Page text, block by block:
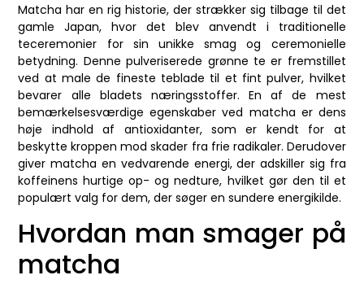
Matcha har en rig historie, der strækker sig tilbage til det
gamle Japan, hvor det blev anvendt i traditionelle
teceremonier for sin unikke smag og ceremonielle
betydning. Denne pulveriserede grønne te er fremstillet
ved at male de fineste teblade til et fint pulver, hvilket
bevarer alle bladets næringsstoffer. En af de mest
bemærkelsesværdige egenskaber ved matcha er dens
høje indhold af antioxidanter, som er kendt for at
beskytte kroppen mod skader fra frie radikaler. Derudover
giver matcha en vedvarende energi, der adskiller sig fra
koffeinens hurtige op- og nedture, hvilket gør den til et
populært valg for dem, der søger en sundere energikilde.
Hvordan man smager på
matcha